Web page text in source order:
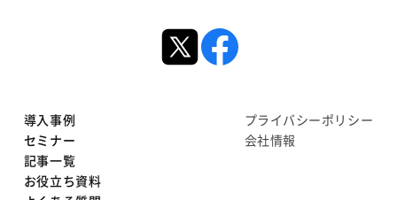
導入事例
セミナー
記事一覧
お役立ち資料
プライバシーポリシー
会社情報